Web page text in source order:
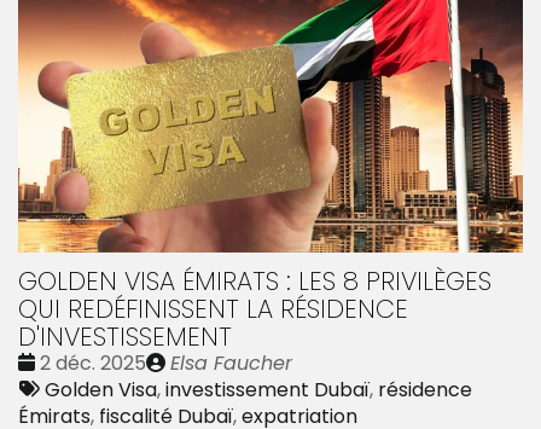
GOLDEN VISA ÉMIRATS : LES 8 PRIVILÈGES
QUI REDÉFINISSENT LA RÉSIDENCE
D'INVESTISSEMENT
Date
:
2 déc. 2025
Publié
par
Elsa Faucher
Tags
:
Golden Visa,investissement Dubaï, résidence
Émirats, fiscalité Dubaï,expatriation